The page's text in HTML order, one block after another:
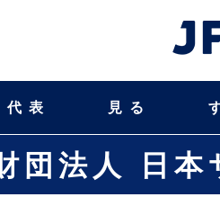
代表 見る
団法人 日本